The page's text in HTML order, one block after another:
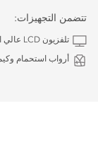
تتضمن التجهيزات:
تلفزيون LCD عالي الدقة
أرواب استحمام